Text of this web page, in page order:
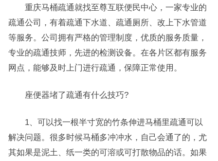
重庆马桶疏通就找至尊互联便民中心，一家专业的
疏通公司，有着疏通下水道、疏通厕所、改上下水管道
等服务。公司拥有严格的管理制度，优质的服务质量，
专业的疏通技师，先进的检测设备。在各片区都有服务
网点，能够及时上门进行疏通，保障正常使用。
座便器堵了疏通有什么技巧?
1、可以找一根半寸宽的竹条伸进马桶里疏通可以
解决问题。很多时候马桶多冲冲水，自己会通了的，尤
其如果是泥土、纸一类的可溶或可打散物品的话。如果